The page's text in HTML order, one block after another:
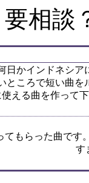
要相
日かインドネシア
ところで短い曲
使える曲を作って
てもらった曲です
す